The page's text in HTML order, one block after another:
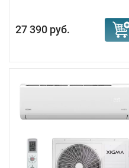
27 390 руб.